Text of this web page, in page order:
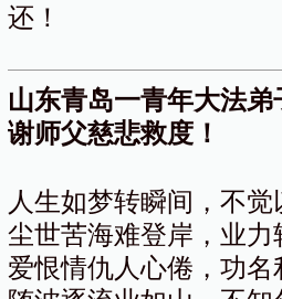
还！
山东青岛一青年大法
谢师父慈悲救度！
人生如梦转瞬间，不
尘世苦海难登岸，业力
爱恨情仇人心倦，功名